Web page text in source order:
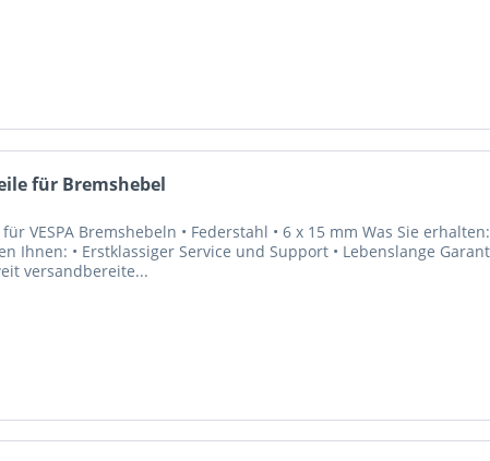
für Bremshebel
VESPA Bremshebeln • Federstahl • 6 x 15 mm Was Sie
Ihnen: • Erstklassiger Service und Support • Lebenslange
versandbereite...